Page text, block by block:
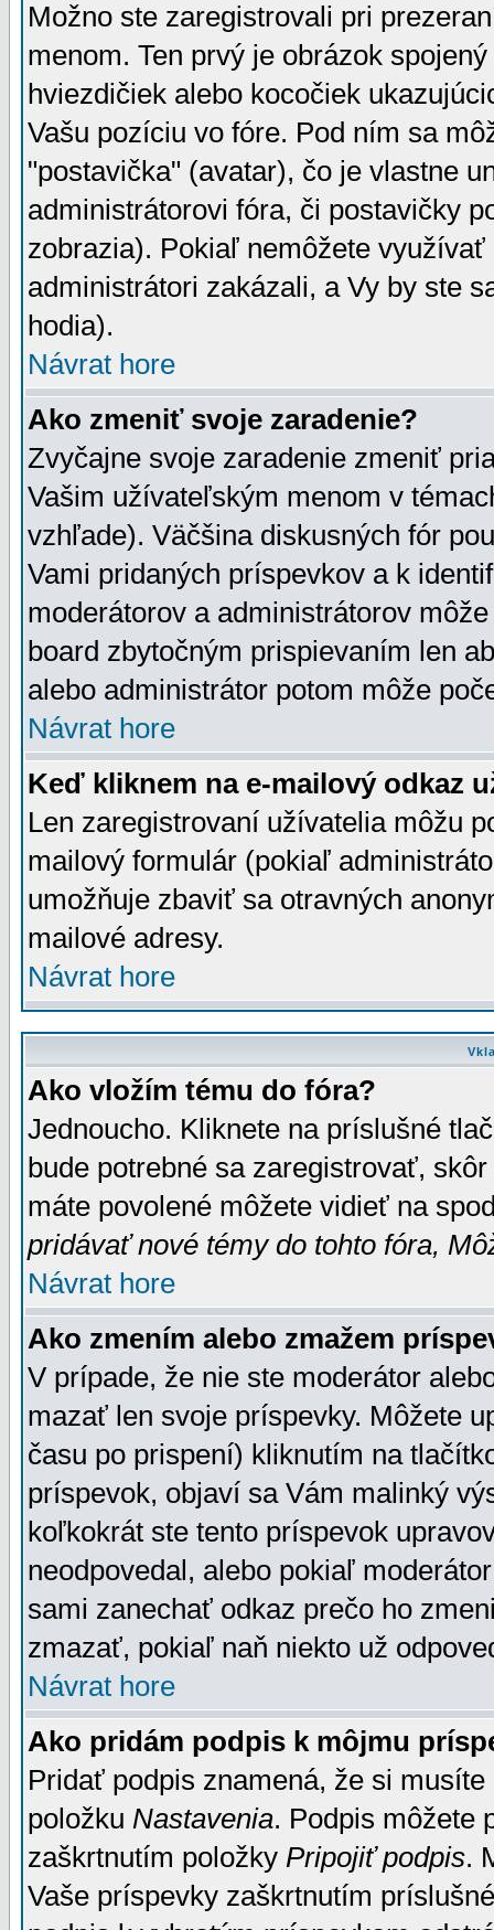
Možno ste zaregistrovali pri
menom. Ten prvý je obrázok
hviezdičiek alebo kocočiek
Vašu pozíciu vo fóre. Pod ním sa
"postavička" (avatar), čo je vlastne
administrátorovi fóra, či postavičky
zobrazia). Pokiaľ nemôžete
administrátori zakázali, a Vy by ste
hodia).
Návrat hore
Ako zmeniť svoje zaradenie?
Zvyčajne svoje zaradenie zmeniť
Vašim užívateľským menom v
vzhľade). Väčšina diskusných fór
Vami pridaných príspevkov a k
moderátorov a administrátorov
board zbytočným prispievaním len
alebo administrátor potom môže
Návrat hore
Keď kliknem na e-mailový odkaz
Len zaregistrovaní užívatelia môžu
mailový formulár (pokiaľ
umožňuje zbaviť sa otravných
mailové adresy.
Návrat hore
Ako vložím tému do fóra?
Jednoucho. Kliknete na príslušné
bude potrebné sa zaregistrovať,
máte povolené môžete vidieť na
pridávať nové témy do tohto fóra,
Návrat hore
Ako zmením alebo zmažem
V prípade, že nie ste moderátor
mazať len svoje príspevky. Môžete
času po prispení) kliknutím na
príspevok, objaví sa Vám malinký
koľkokrát ste tento príspevok
neodpovedal, alebo pokiaľ
sami zanechať odkaz prečo ho
zmazať, pokiaľ naň niekto už
Návrat hore
Ako pridám podpis k môjmu
Pridať podpis znamená, že si
položku Nastavenia. Podpis môžete
zaškrtnutím položky Pripojiť podpis.
Vaše príspevky zaškrtnutím